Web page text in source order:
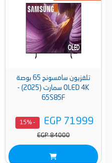
تلفزيون سامسونج 65 بوصة
OLED 4K سمارت (2025) -
65S85F
EGP 71999
- 15%
EGP 84000